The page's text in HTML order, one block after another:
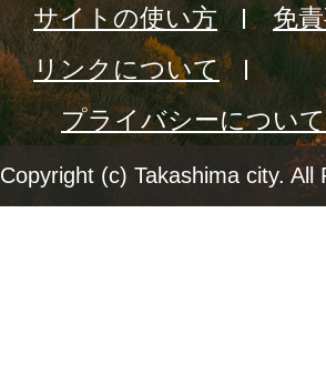
サイトの使い方
免
リンクについて
プライバシーについて
Copyright (c) Takashima city. All